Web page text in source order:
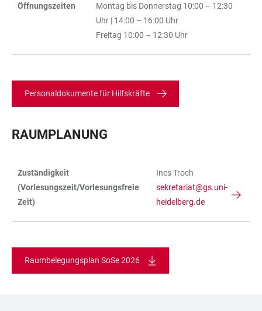
Öffnungszeiten
Montag bis Donnerstag 10:00 – 12:30
Uhr | 14:00 – 16:00 Uhr
Freitag 10:00 – 12:30 Uhr
Personaldokumente für Hilfskräfte
RAUMPLANUNG
TABELLE
Zuständigkeit
(Vorlesungszeit/Vorlesungsfreie
Zeit)
Ines Troch
sekretariat@gs.uni-
heidelberg.de
Raumbelegungsplan SoSe 2026